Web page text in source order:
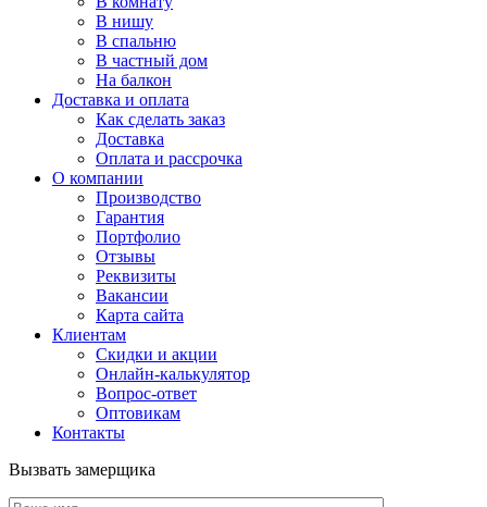
В нишу
В спальню
В частный дом
На балкон
Доставка и оплата
Как сделать заказ
Доставка
Оплата и рассрочка
О компании
Производство
Гарантия
Портфолио
Отзывы
Реквизиты
Вакансии
Карта сайта
Клиентам
Скидки и акции
Онлайн-калькулятор
Вопрос-ответ
Оптовикам
Контакты
Вызвать замерщика